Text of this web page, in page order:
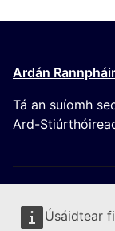
Úsáidtear
Ardán
Tá an suíomh
Ard-